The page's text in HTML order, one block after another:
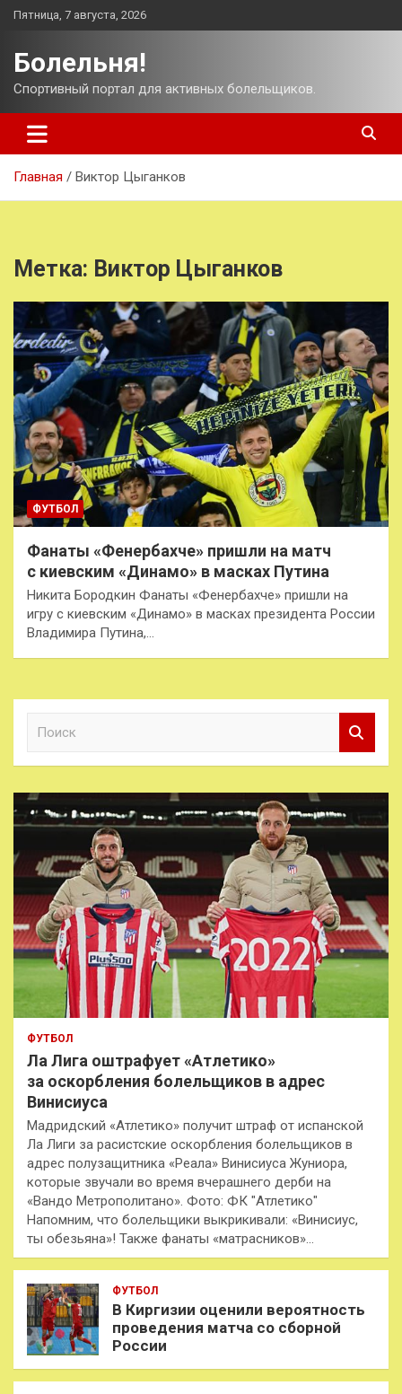
Перейти
Пятница, 7 августа, 2026
Болельня!
Спортивный портал для активных болельщиков.
Главная Виктор Цыганков
Метка: Виктор Цыганков
ФУТБОЛ
Фанаты «Фенербахче» пришли на матч
с киевским «Динамо» в масках Путина
Никита Бородкин Фанаты «Фенербахче» пришли на
игру с киевским «Динамо» в масках президента России
Владимира Путина,…
к
ФУТБОЛ
Ла Лига оштрафует «Атлетико»
за оскорбления болельщиков в адрес
Винисиуса
Мадридский «Атлетико» получит штраф от испанской
Ла Лиги за расистские оскорбления болельщиков в
адрес полузащитника «Реала» Винисиуса Жуниора,
которые звучали во время вчерашнего дерби на
«Вандо Метрополитано». Фото: ФК "Атлетико"
Напомним, что болельщики выкрикивали: «Винисиус,
ты обезьяна»! Также фанаты «матрасников»…
ФУТБОЛ
В Киргизии оценили вероятность
проведения матча со сборной
России